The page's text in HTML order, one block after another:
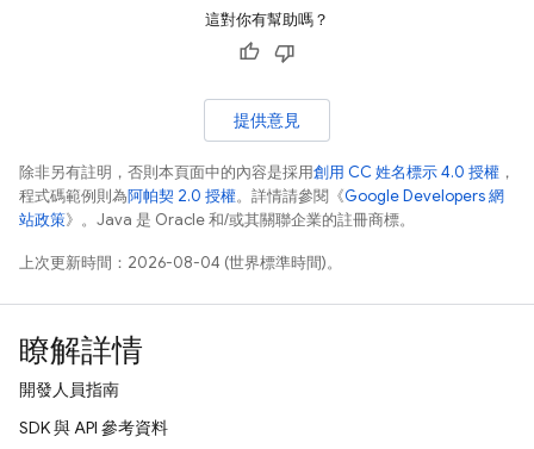
這對你有幫助嗎？
提供意見
除非另有註明，否則本頁面中的內容是採用創用 CC 姓名標示 4.0 授權 ，
程式碼範例則為阿帕契 2.0 授權。詳情請參閱《Google Developers 網
站政策》。Java 是 Oracle 和/或其關聯企業的註冊商標。
上次更新時間：2026-08-04 (世界標準時間)。
瞭解詳情
開發人員指南
SDK 與 API 參考資料